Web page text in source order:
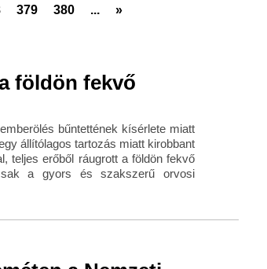
379 380 ... »
földön fekvő
bűntettének kísérlete miatt
állítólagos tartozás miatt kirobbant
teljes erőből ráugrott a földön fekvő
a gyors és szakszerű orvosi